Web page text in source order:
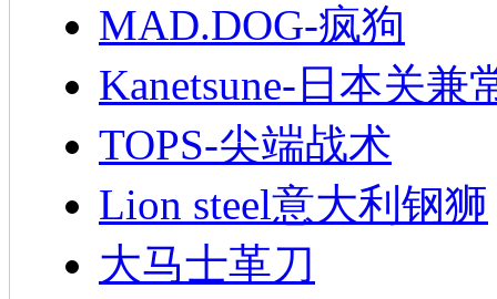
MAD.DOG-疯狗
Kanetsune-日本关兼
TOPS-尖端战术
Lion steel意大利钢狮
大马士革刀